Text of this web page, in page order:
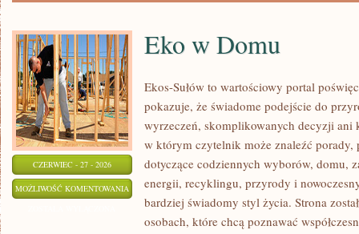
CZERWIEC - 27 - 2026
MOŻLIWOŚĆ KOMENTOWANIA
DOMU
Eko w Domu
Ekos-Sułów to wartościowy portal
pokazuje, że świadome podejście do
wyrzeczeń, skomplikowanych decyzji ani
w którym czytelnik może znaleźć porady,
dotyczące codziennych wyborów, domu,
energii, recyklingu, przyrody i
bardziej świadomy styl życia. Strona
osobach, które chcą poznawać